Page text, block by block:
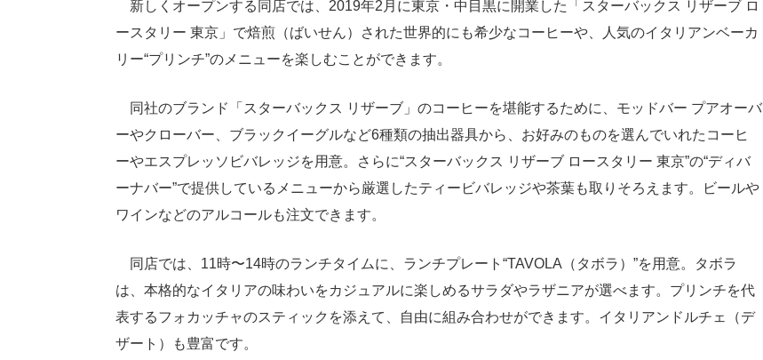
新しくオープンする同店では、2019年2月に東京・中目黒に開業した「スターバックス リザーブ ロ
ースタリー 東京」で焙煎（ばいせん）された世界的にも希少なコーヒーや、人気のイタリアンベーカ
リー“プリンチ”のメニューを楽しむことができます。
同社のブランド「スターバックス リザーブ」のコーヒーを堪能するために、モッドバー プアオーバ
ーやクローバー、ブラックイーグルなど6種類の抽出器具から、お好みのものを選んでいれたコーヒ
ーやエスプレッソビバレッジを用意。さらに“スターバックス リザーブ ロースタリー 東京”の“ディバ
ーナバー”で提供しているメニューから厳選したティービバレッジや茶葉も取りそろえます。ビールや
ワインなどのアルコールも注文できます。
同店では、11時〜14時のランチタイムに、ランチプレート“TAVOLA（タボラ）”を用意。タボラ
は、本格的なイタリアの味わいをカジュアルに楽しめるサラダやラザニアが選べます。プリンチを代
表するフォカッチャのスティックを添えて、自由に組み合わせができます。イタリアンドルチェ（デ
ザート）も豊富です。